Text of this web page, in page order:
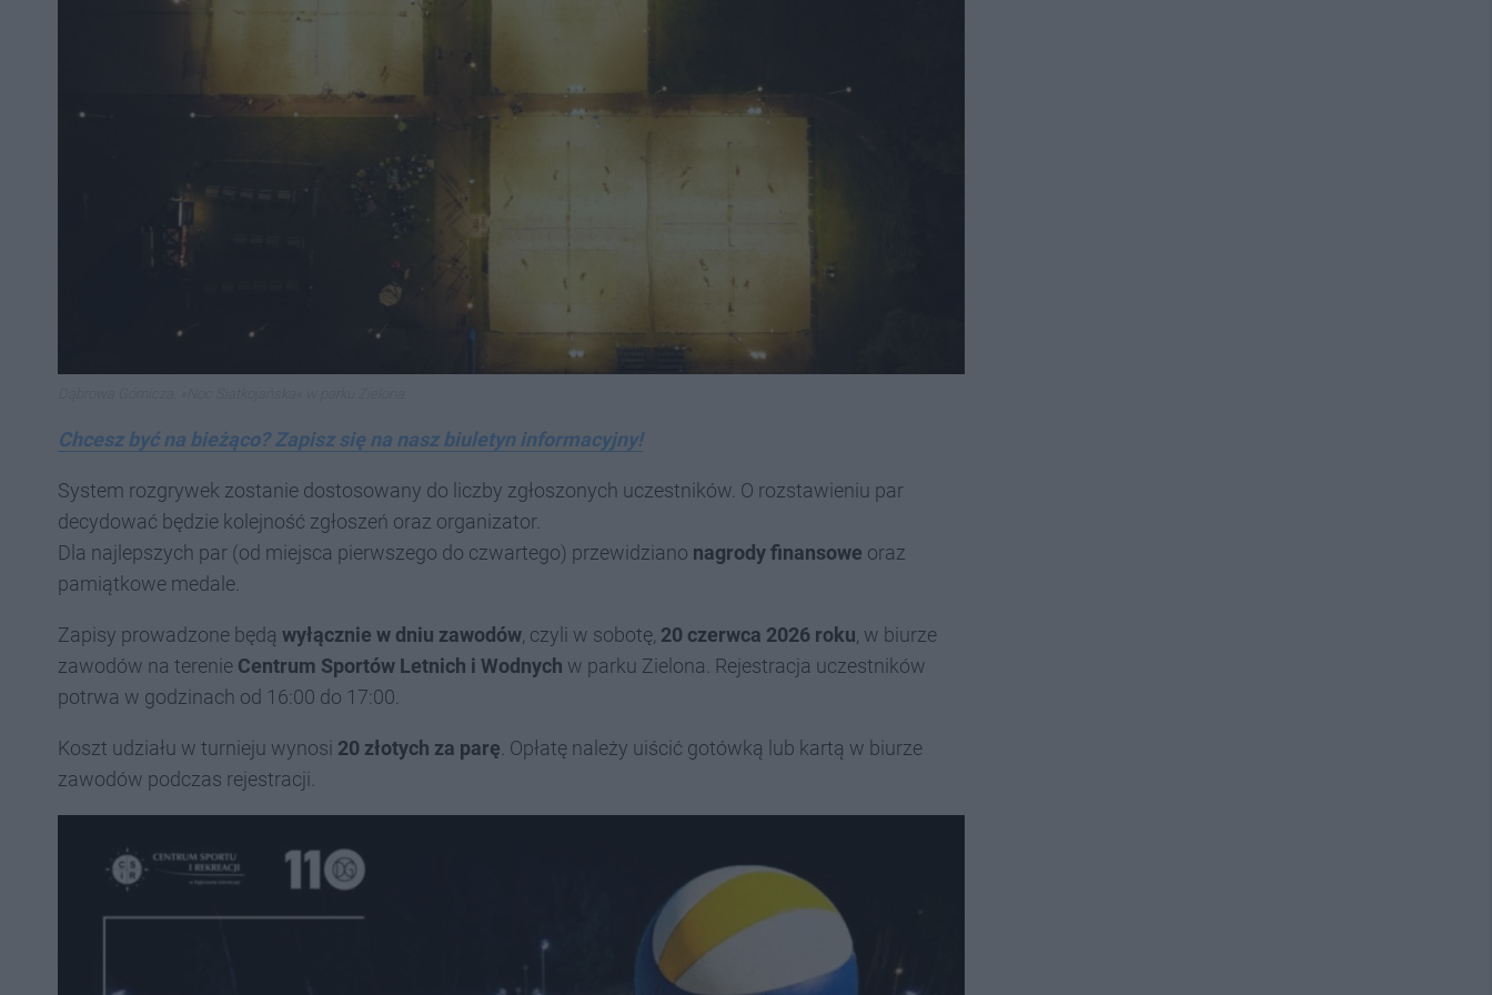
Chcesz być na bieżąco? Zapisz się na nasz biuletyn informacyjny!
System rozgrywek zostanie dostosowany do liczby zgłoszonych uczestników. O rozstawieniu par
decydować będzie kolejność zgłoszeń oraz organizator.
Dla najlepszych par (od miejsca pierwszego do czwartego) przewidziano nagrody finansowe oraz
pamiątkowe medale.
Zapisy prowadzone będą wyłącznie w dniu zawodów, czyli w sobotę, 20 czerwca 2026 roku, w biurze
zawodów na terenie Centrum Sportów Letnich i Wodnych w parku Zielona. Rejestracja uczestników
potrwa w godzinach od 16:00 do 17:00.
Koszt udziału w turnieju wynosi 20 złotych za parę. Opłatę należy uiścić gotówką lub kartą w biurze
zawodów podczas rejestracji.